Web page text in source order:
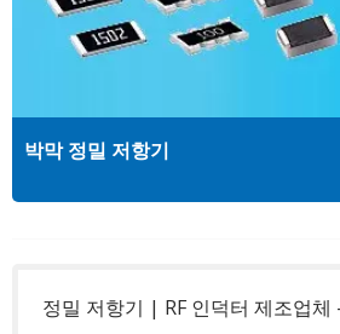
박막 정밀 저항기
정밀 저항기 | RF 인덕터 제조업체